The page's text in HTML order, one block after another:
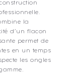
la
d’un flacon
permet de
en un temps
les ongles